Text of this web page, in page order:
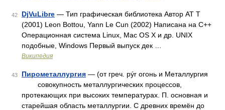
42 DjVuLibre — Тип графическая библиотека Автор AT T
(2001) Leon Bottou, Yann Le Cun (2002) Написана на C++
Операционная система Linux, Mac OS X и др. UNIX
подобные, Windows Первый выпуск дек …
Википедия
43 Пирометаллургия — (от греч. pýr огонь и Металлургия
совокупность металлургических процессов,
протекающих при высоких температурах. П. основная и
старейшая область металлургии. С древних времён до